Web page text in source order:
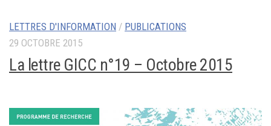
LETTRES D'INFORMATION / PUBLICATIONS
29 OCTOBRE 2015
La lettre GICC n°19 – Octobre 2015